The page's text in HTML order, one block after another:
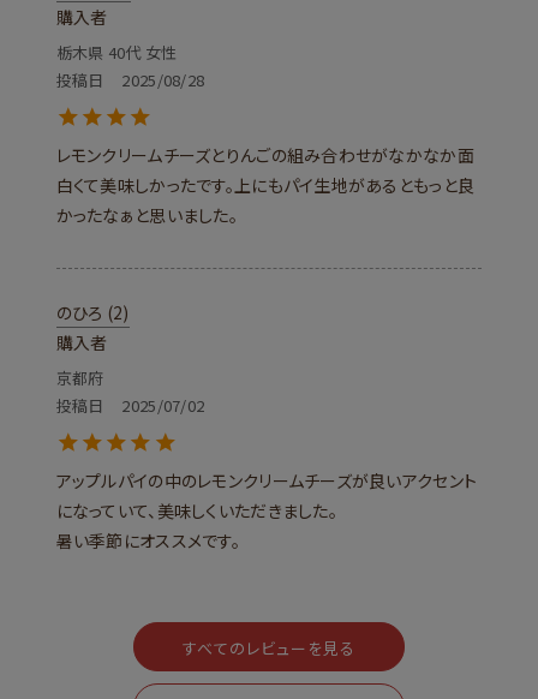
購入者
栃木県 40代 女性
投稿日
2025/08/28
レモンクリームチーズとりんごの組み合わせがなかなか面
白くて美味しかったです。上にもパイ生地があるともっと良
かったなぁと思いました。
のひろ 2
購入者
京都府
投稿日
2025/07/02
アップルパイの中のレモンクリームチーズが良いアクセント
になっていて、美味しくいただきました。
暑い季節にオススメです。
すべてのレビューを見る